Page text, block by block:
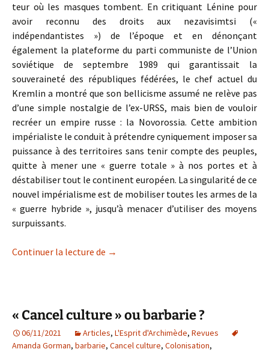
teur où les masques tombent. En critiquant Lénine pour
avoir reconnu des droits aux nezavisimtsi («
indépendantistes ») de l’époque et en dénonçant
également la plateforme du parti communiste de l’Union
soviétique de septembre 1989 qui garantissait la
souveraineté des républiques fédérées, le chef actuel du
Kremlin a montré que son bellicisme assumé ne relève pas
d’une simple nostalgie de l’ex-URSS, mais bien de vouloir
recréer un empire russe : la Novorossia. Cette ambition
impérialiste le conduit à prétendre cyniquement imposer sa
puissance à des territoires sans tenir compte des peuples,
quitte à mener une « guerre totale » à nos portes et à
déstabiliser tout le continent européen. La singularité de ce
nouvel impérialisme est de mobiliser toutes les armes de la
« guerre hybride », jusqu’à menacer d’utiliser des moyens
surpuissants.
Continuer la lecture de Guerre de l’hubris et guerre hybride
→
« Cancel culture » ou barbarie ?
06/11/2021 Articles, L'Esprit d'Archimède, Revues
Amanda Gorman, barbarie, Cancel culture, Colonisation,